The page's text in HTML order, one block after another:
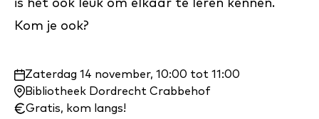
is het ook leuk om elkaar te leren kennen.
Kom je ook?
Waar
en
wanneer:
Zaterdag 14 november, 10:00 tot 11:00
Bibliotheek Dordrecht Crabbehof
Gratis, kom langs!